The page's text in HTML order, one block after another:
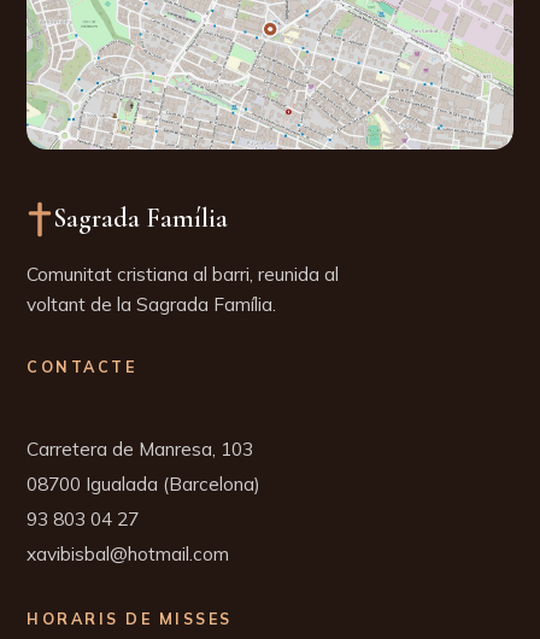
Sagrada Família
Comunitat cristiana al barri, reunida al
voltant de la Sagrada Família.
CONTACTE
Carretera de Manresa, 103
93 803 04 27
xavibisbal@hotmail.com
HORARIS DE MISSES